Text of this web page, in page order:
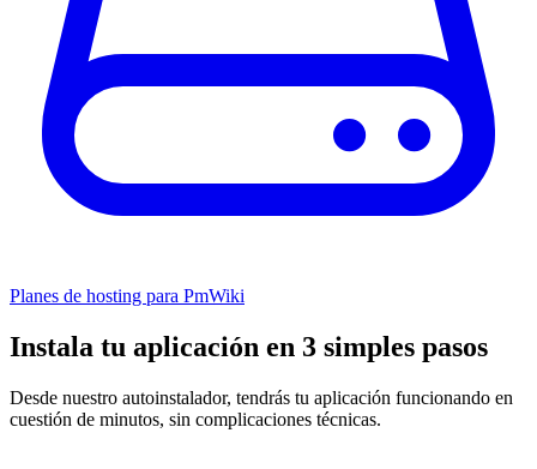
Planes de hosting para PmWiki
Instala tu aplicación en 3 simples pasos
Desde nuestro autoinstalador, tendrás tu aplicación funcionando en
cuestión de minutos, sin complicaciones técnicas.